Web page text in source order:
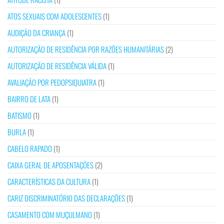
ATOS SEXUAIS COM ADOLESCENTES(1)
AUDIÇÃO DA CRIANÇA(1)
AUTORIZAÇÃO DE RESIDÊNCIA POR RAZÕES HUMANITÁRIAS(2)
AUTORIZAÇÃO DE RESIDÊNCIA VÁLIDA(1)
AVALIAÇÃO POR PEDOPSIQUIATRA(1)
BAIRRO DE LATA(1)
BATISMO (1)
BURLA(1)
CABELO RAPADO (1)
CAIXA GERAL DE APOSENTAÇÕES(2)
CARACTERÍSTICAS DA CULTURA(1)
CARIZ DISCRIMINATÓRIO DAS DECLARAÇÕES(1)
CASAMENTO COM MUÇULMANO (1)